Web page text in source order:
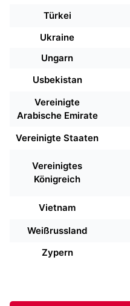
Türkei
Ukraine
Ungarn
Usbekistan
Vereinigte
Arabische Emirate
Vereinigte Staaten
Vereinigtes
Königreich
Vietnam
Weißrussland
Zypern